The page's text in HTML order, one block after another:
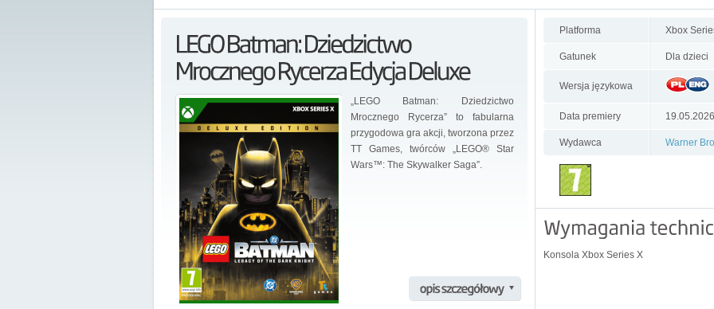
„LEGO Batman: Dziedzictwo
Mrocznego Rycerza” to fabularna
przygodowa gra akcji, tworzona przez
TT Games, twórców „LEGO® Star
Wars™: The Skywalker Saga”.
Platforma Xbox
Gatunek Dla dzieci
Wersja językowa
Data premiery 19.05.2026
Wydawca Warner
Konsola Xbox Series X